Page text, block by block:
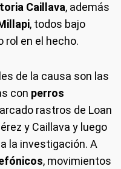
Caillava, además
, todos bajo
rol en el hecho.
de la causa son las
con perros
rastros de Loan
y Caillava y luego
la investigación. A
, movimientos